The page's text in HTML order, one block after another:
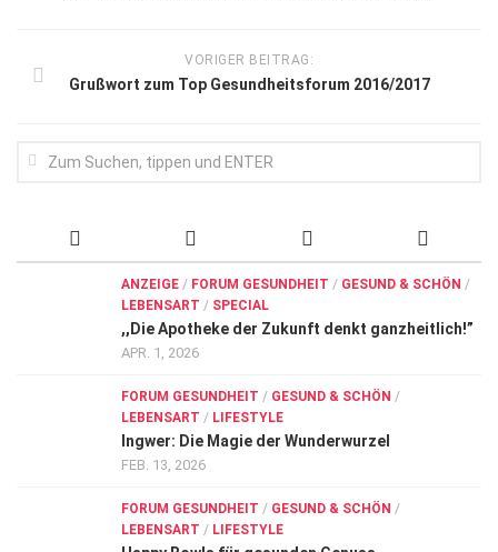
VORIGER BEITRAG:
Grußwort zum Top Gesundheitsforum 2016/2017
ANZEIGE / FORUM GESUNDHEIT / GESUND & SCHÖN /
LEBENSART / SPECIAL
,,Die Apotheke der Zukunft denkt ganzheitlich!”
APR. 1, 2026
FORUM GESUNDHEIT / GESUND & SCHÖN /
LEBENSART / LIFESTYLE
Ingwer: Die Magie der Wunderwurzel
FEB. 13, 2026
FORUM GESUNDHEIT / GESUND & SCHÖN /
LEBENSART / LIFESTYLE